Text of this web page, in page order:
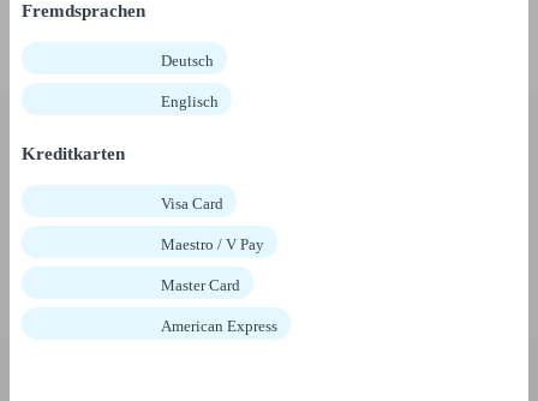
Fremdsprachen
Deutsch
Englisch
Kreditkarten
Visa Card
Maestro / V Pay
Master Card
American Express